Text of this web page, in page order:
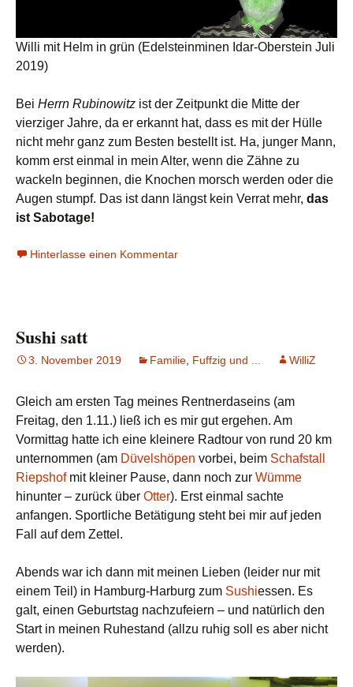
Willi mit Helm in grün (Edelsteinminen Idar-Oberstein Juli
2019)
Bei Herrn Rubinowitz ist der Zeitpunkt die Mitte der
vierziger Jahre, da er erkannt hat, dass es mit der Hülle
nicht mehr ganz zum Besten bestellt ist. Ha, junger Mann,
komm erst einmal in mein Alter, wenn die Zähne zu
wackeln beginnen, die Knochen morsch werden oder die
Augen stumpf. Das ist dann längst kein Verrat mehr, das
ist Sabotage!
Hinterlasse einen Kommentar
Sushi satt
3. November 2019 Familie Fuffzig und ... WilliZ
Gleich am ersten Tag meines Rentnerdaseins (am
Freitag, den 1.11.) ließ ich es mir gut ergehen. Am
Vormittag hatte ich eine kleinere Radtour von rund 20 km
unternommen (am Düvelshöpen vorbei, beim Schafstall
Riepshofmit kleiner Pause, dann noch zur Wümme
hinunter – zurück über Otter). Erst einmal sachte
anfangen. Sportliche Betätigung steht bei mir auf jeden
Fall auf dem Zettel.
Abends war ich dann mit meinen Lieben (leider nur mit
einem Teil) in Hamburg-Harburg zum Sushiessen. Es
galt, einen Geburtstag nachzufeiern – und natürlich den
Start in meinen Ruhestand (allzu ruhig soll es aber nicht
werden).